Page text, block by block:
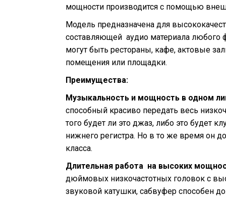
мощности производится с помощью
Модель предназначена для
составляющей аудио материала любого
могут быть рестораны, кафе, актовые
помещения или площадки.
Преимущества:
Музыкальность и мощность в одном
способный красиво передать весь
того будет ли это джаз, либо это будет
нижнего регистра. Но в то же время он
класса.
Длительная работа на высоких
дюймовых низкочастотных головок с
звуковой катушки, сабвуфер способен